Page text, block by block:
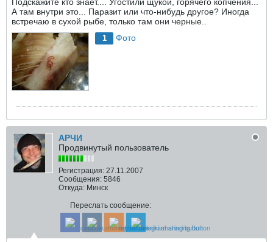
А там внутри это... Паразит или что-нибудь другое? Иногда
встречаю в сухой рыбе, только там они черные..
1 Фото
АРЧИ
Продвинутый пользователь
Регистрация: 27.11.2007
Сообщения: 5846
Откуда: Минск
Переслать сообщение: